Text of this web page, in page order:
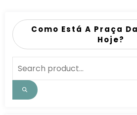
Como Está A Praça
Hoje?